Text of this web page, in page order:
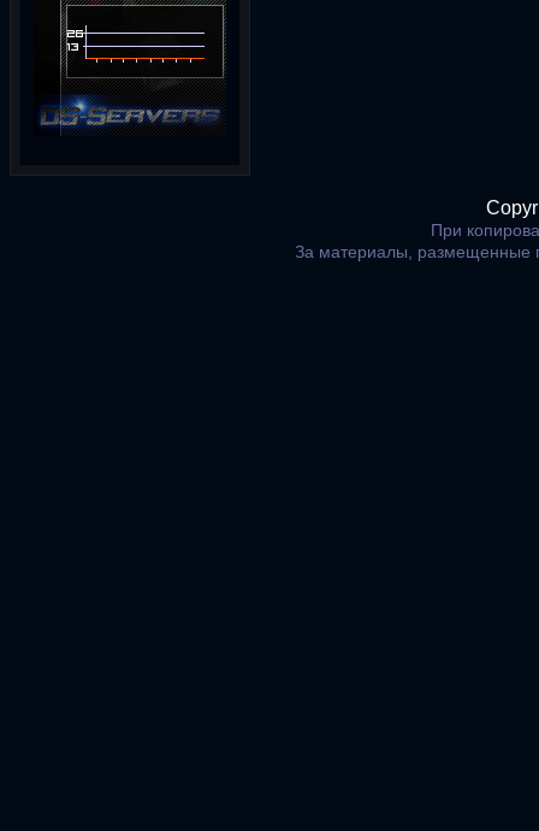
При
За материалы, размещенные